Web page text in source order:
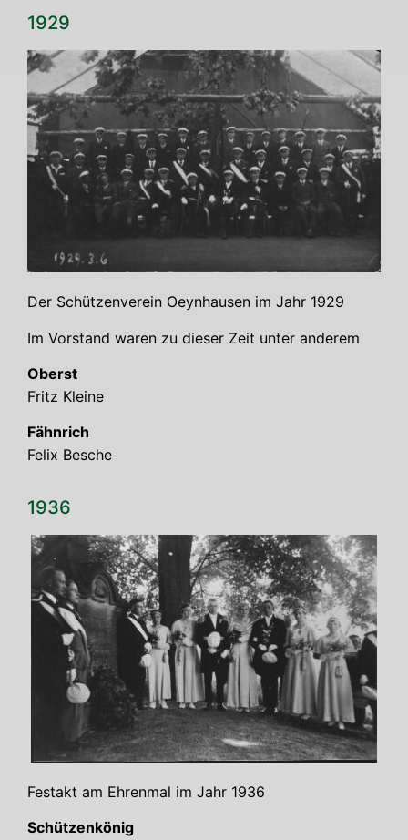
1929
Der Schüt­zen­ver­ein Oeyn­hau­sen im Jahr 1929
Im Vor­stand waren zu die­ser Zeit unter anderem
Oberst
Fritz Klei­ne
Fähn­rich
Felix Besche
1936
Fest­akt am Ehren­mal im Jahr 1936
Schüt­zen­kö­nig